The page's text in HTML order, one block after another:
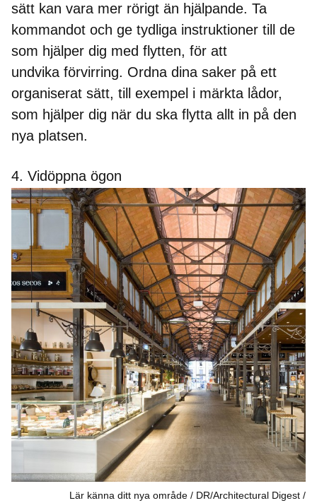
sätt kan vara mer rörigt än hjälpande. Ta
kommandot och ge tydliga instruktioner till de
som hjälper dig med flytten, för att
undvika förvirring. Ordna dina saker på ett
organiserat sätt, till exempel i märkta lådor,
som hjälper dig när du ska flytta allt in på den
nya platsen.
4. Vidöppna ögon
Lär känna ditt nya område / DR/Architectural Digest